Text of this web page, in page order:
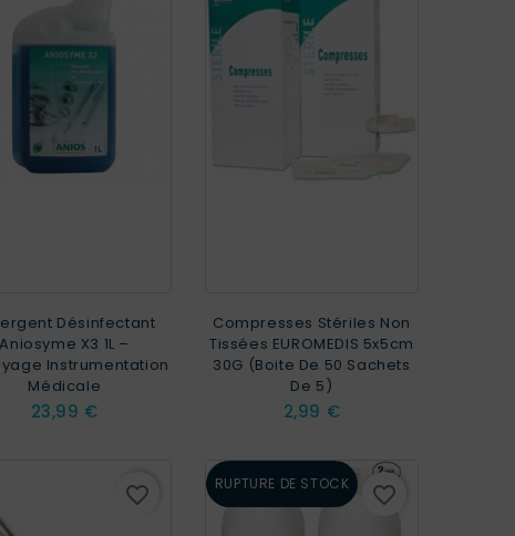
Désinfectant
Aniosyme X3 1L –
Instrumentation
Médicale
Prix
23,99 €
Compresses Stériles Non
Tissées EUROMEDIS 5x5cm
30G (Boite De 50 Sachets
De 5)
Prix
2,99 €
favorite_border RUPTURE DE STOCK favorite_border